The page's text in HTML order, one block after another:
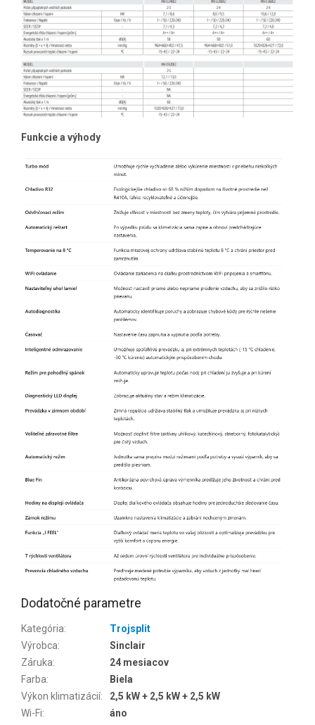
Funkcie a výhody
Dodatočné parametre
Kategória:
Trojsplit
Výrobca:
Sinclair
Záruka:
24 mesiacov
Farba:
Biela
Výkon klimatizácií:
2,5 kW + 2,5 kW + 2,5 kW
Wi-Fi: áno